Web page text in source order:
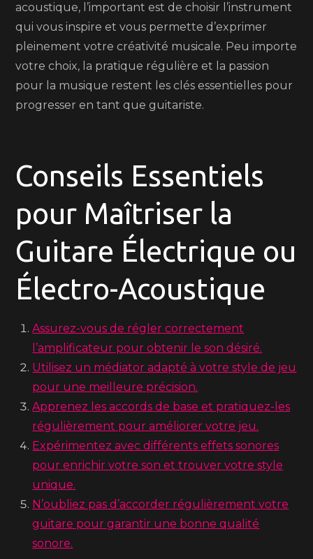
acoustique, l’important est de choisir l’instrument
qui vous inspire et vous permette d’exprimer
pleinement votre créativité musicale. Peu importe
votre choix, la pratique régulière et la passion
pour la musique restent les clés essentielles pour
progresser en tant que guitariste.
Conseils Essentiels
pour Maîtriser la
Guitare Électrique ou
Électro-Acoustique
Assurez-vous de régler correctement
l’amplificateur pour obtenir le son désiré.
Utilisez un médiator adapté à votre style de jeu
pour une meilleure précision.
Apprenez les accords de base et pratiquez-les
régulièrement pour améliorer votre jeu.
Expérimentez avec différents effets sonores
pour enrichir votre son et trouver votre style
unique.
N’oubliez pas d’accorder régulièrement votre
guitare pour garantir une bonne qualité
sonore.